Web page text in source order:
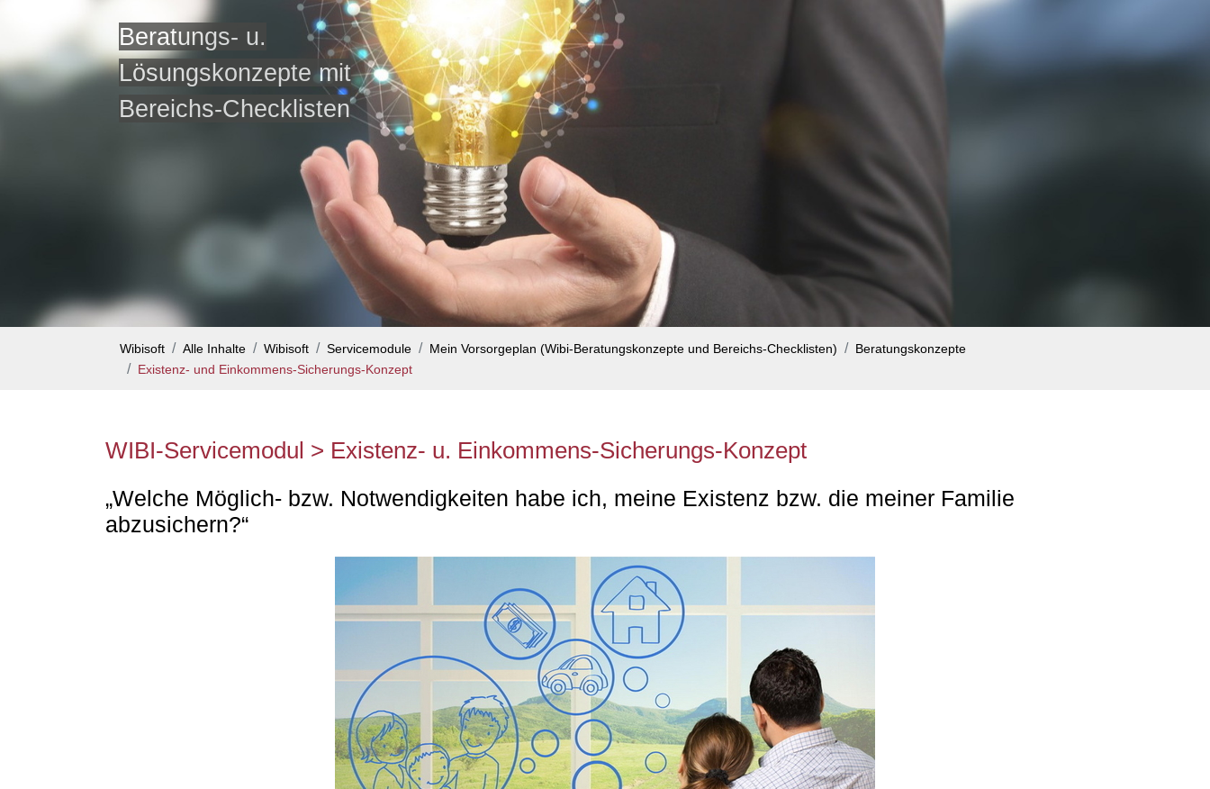
Beratungs- u.
Lösungskonzepte mit
Bereichs-Checklisten
Wibisoft Alle Inhalte Wibisoft Servicemodule Mein Vorsorgeplan (Wibi-Beratungskonzepte und Bereichs-Checklisten)
Beratungskonzepte
Existenz- und Einkommens-Sicherungs-Konzept
WIBI-Servicemodul > Existenz- u. Einkommens-Sicherungs-Konzept
„Welche Möglich- bzw. Notwendigkeiten habe ich, meine Existenz bzw. die meiner Familie
abzusichern?“